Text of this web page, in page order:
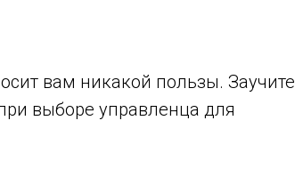
вам никакой пользы. Заучите
выборе управленца для